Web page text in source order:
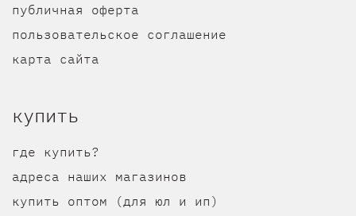
публичная оферта
пользовательское соглашение
карта сайта
купить
где купить?
адреса наших магазинов
купить оптом (для юл и ип)